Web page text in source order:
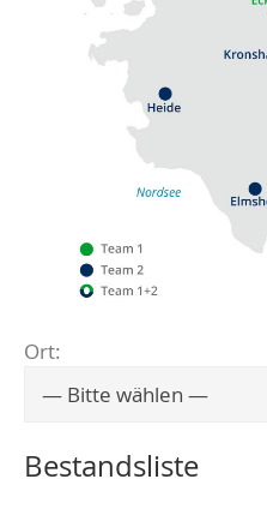
Eckernförde
Heikendorf
Kronshagen
Ort:
Wählen Sie einen Ort,
Bestandsliste